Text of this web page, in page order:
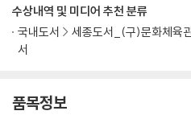
08 담배를 좋아하시나요?
09 걸으면 살고 누우면 죽는다
10 안으로 충만해지는 일
수상내역 및 미디어 추천 분류
국내도서
세종도서_(구)문화체육
서
품목정보